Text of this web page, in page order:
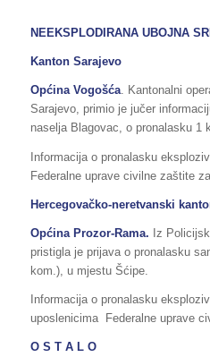
NEEKSPLODIRANA UBOJNA
Kanton Sarajevo
Općina Vogošća. Kantonalni
Sarajevo, primio je jučer
naselja Blagovac, o pronalasku 1
Informacija o pronalasku
Federalne uprave civilne zaštite
Hercegovačko-neretvanski
Općina Prozor-Rama. Iz
pristigla je prijava o pronalasku
kom.), u mjestu Šćipe.
Informacija o pronalasku
uposlenicima Federalne uprave
O S T A L O